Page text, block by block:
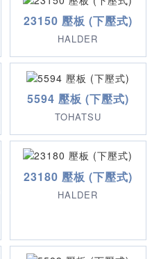
23150 壓板 (下壓式)
HALDER
5594 壓板 (下壓式)
TOHATSU
23180 壓板 (下壓式)
HALDER